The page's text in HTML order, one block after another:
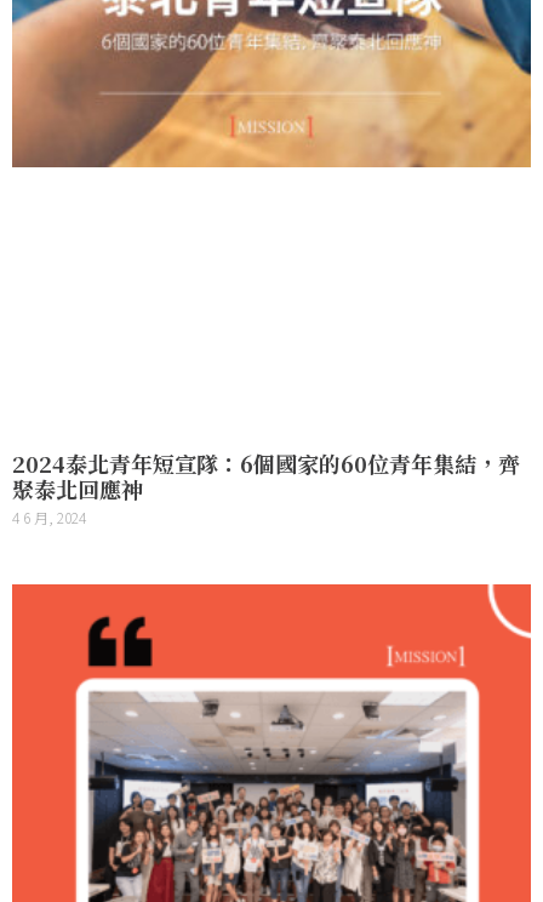
2024泰北青年短宣隊：6個國家的60位青年集結，齊
聚泰北回應神
4 6 月, 2024